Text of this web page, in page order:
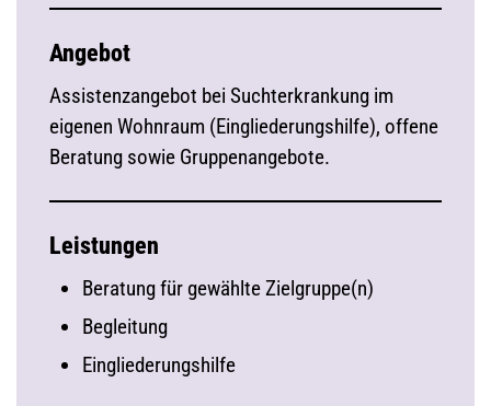
Angebot
Assistenzangebot bei Suchterkrankung im
eigenen Wohnraum (Eingliederungshilfe), offene
Beratung sowie Gruppenangebote.
Leistungen
Beratung für gewählte Zielgruppe(n)
Begleitung
Eingliederungshilfe